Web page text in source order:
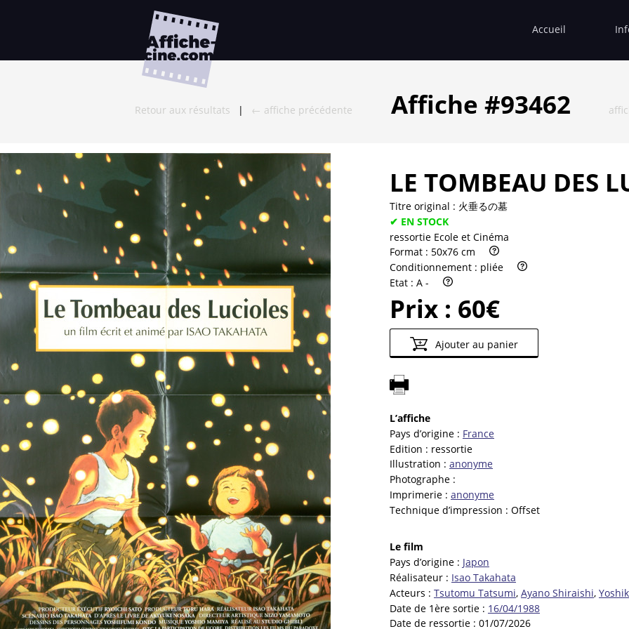
Accueil
Retour aux résultats | ← affiche précédente Affiche #93462
LE TOMBEAU DES
Titre original : 火垂るの墓
✔ EN STOCK
ressortie Ecole et Cinéma
Format : 50x76 cm
Conditionnement : pliée
Etat : A -
Prix : 60€
Ajouter au panier
L’affiche
Pays d’origine : France
Edition : ressortie
Illustration : anonyme
Photographe :
Imprimerie : anonyme
Technique d’impression : Offset
Le film
Pays d’origine : Japon
Réalisateur : Isao Takahata
Acteurs : Tsutomu Tatsumi, Ayano Shiraishi,
Date de 1ère sortie : 16/04/1988
Date de ressortie : 01/07/2026